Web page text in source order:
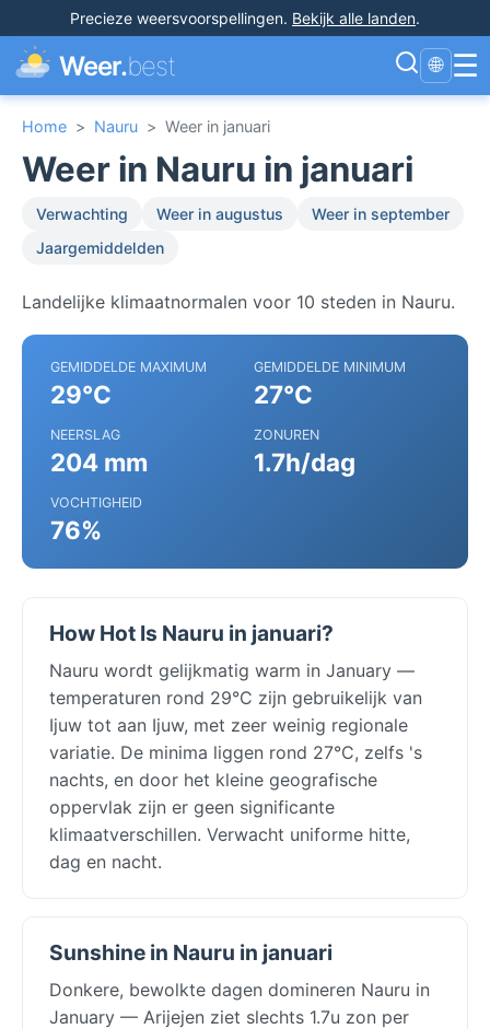
Precieze weersvoorspellingen. Bekijk alle landen.
Weer.best 🌐 ☰
Home > Nauru > Weer in januari
Weer in Nauru in januari
Verwachting Weer in augustus
Weer in september
Jaargemiddelden
Landelijke klimaatnormalen voor 10 steden in Nauru.
GEMIDDELDE MAXIMUM
29°C
GEMIDDELDE MINIMUM
27°C
NEERSLAG
204 mm
ZONUREN
1.7h/dag
VOCHTIGHEID
76%
How Hot Is Nauru in januari?
Nauru wordt gelijkmatig warm in January —
temperaturen rond 29°C zijn gebruikelijk van
Ijuw tot aan Ijuw, met zeer weinig regionale
variatie. De minima liggen rond 27°C, zelfs 's
nachts, en door het kleine geografische
oppervlak zijn er geen significante
klimaatverschillen. Verwacht uniforme hitte,
dag en nacht.
Sunshine in Nauru in januari
Donkere, bewolkte dagen domineren Nauru in
January — Arijejen ziet slechts 1.7u zon per